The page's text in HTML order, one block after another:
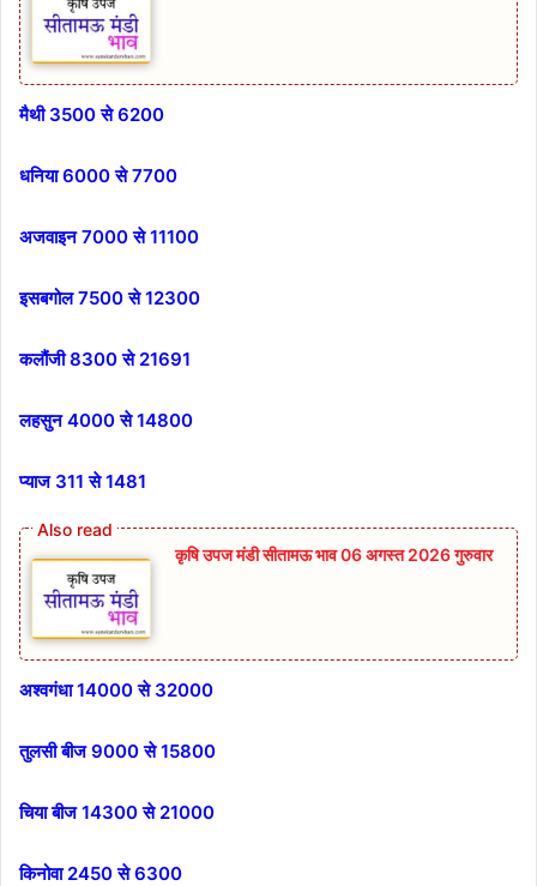
मैथी 3500 से 6200
धनिया 6000 से 7700
अजवाइन 7000 से 11100
इसबगोल 7500 से 12300
कलौंजी 8300 से 21691
लहसुन 4000 से 14800
प्याज 311 से 1481
कृषि उपज मंडी सीतामऊ भाव 06 अगस्त 2026 गुरुवार
अश्वगंधा 14000 से 32000
तुलसी बीज 9000 से 15800
चिया बीज 14300 से 21000
किनोवा 2450 से 6300